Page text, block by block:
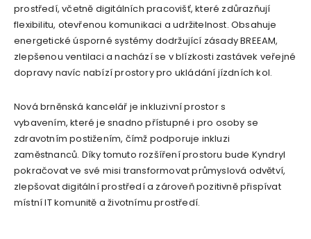
prostředí, včetně digitálních pracovišť, které zdůrazňují
flexibilitu, otevřenou komunikaci a udržitelnost. Obsahuje
energetické úsporné systémy dodržující zásady BREEAM,
zlepšenou ventilaci a nachází se v blízkosti zastávek veřejné
dopravy navíc nabízí prostory pro ukládání jízdních kol.
Nová brněnská kancelář je inkluzivní prostor s
vybavením, které je snadno přístupné i pro osoby se
zdravotním postižením, čímž podporuje inkluzi
zaměstnanců. Díky tomuto rozšíření prostoru bude Kyndryl
pokračovat ve své misi transformovat průmyslová odvětví,
zlepšovat digitální prostředí a zároveň pozitivně přispívat
místní IT komunitě a životnímu prostředí.